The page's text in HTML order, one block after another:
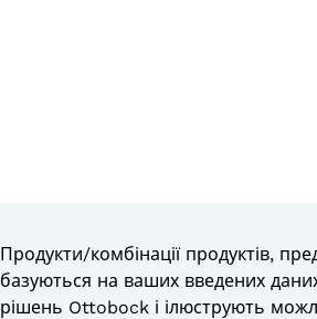
Продукти/комбінації продуктів,
базуються на ваших введених
рішень Ottobock і ілюструють